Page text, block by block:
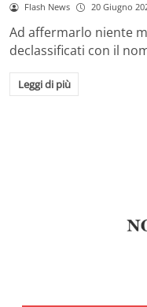
Flash News 20 Giugno
Ad affermarlo niente
declassificati con il
Leggi di più